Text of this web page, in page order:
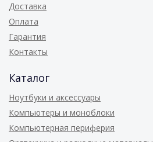
Доставка
Оплата
Гарантия
Контакты
Каталог
Ноутбуки и аксессуары
Компьютеры и моноблоки
Компьютерная периферия